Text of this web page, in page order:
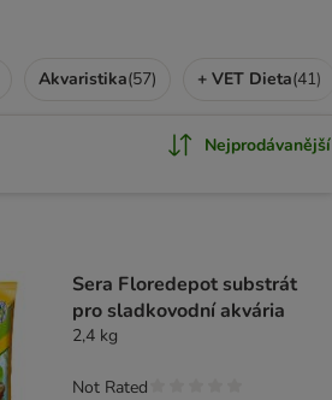
Akvaristika(57) + VET Dieta(41)
Nejprodávanější
Sera Floredepot substrát
pro sladkovodní akvária
2,4 kg
Not Rated